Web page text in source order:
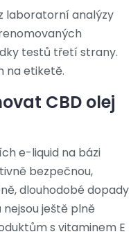
laboratorní analýzy
testů třetí strany.
na etiketě.
CBD olej
e-liquid na bázi
bezpečnou,
dlouhodobé dopady
ještě plně
s vitaminem E